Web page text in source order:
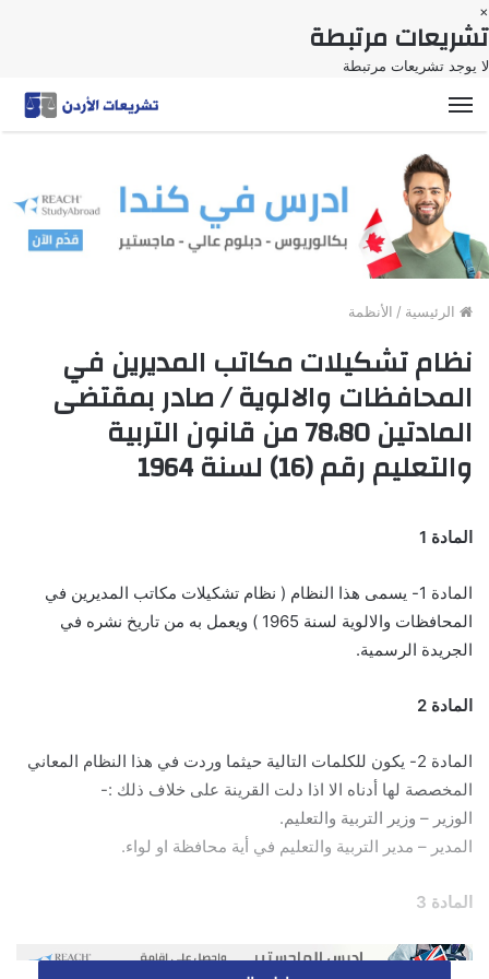
×
تشريعات مرتبطة
لا يوجد تشريعات مرتبطة
القائمة
الرئيسية / الأنظمة
نظام تشكيلات مكاتب المديرين في
المحافظات والالوية / صادر بمقتضى
المادتين 78،80 من قانون التربية
والتعليم رقم (16) لسنة 1964
المادة 1
المادة 1- يسمى هذا النظام ( نظام تشكيلات مكاتب المديرين في
المحافظات والالوية لسنة 1965 ) ويعمل به من تاريخ نشره في
الجريدة الرسمية.
المادة 2
المادة 2- يكون للكلمات التالية حيثما وردت في هذا النظام المعاني
المخصصة لها أدناه الا اذا دلت القرينة على خلاف ذلك :-
الوزير – وزير التربية والتعليم.
المدير – مدير التربية والتعليم في أية محافظة او لواء.
المادة 3